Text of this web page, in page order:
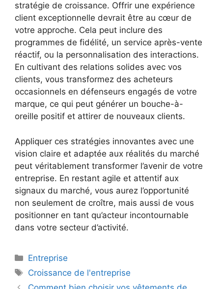
stratégie de croissance. Offrir une expérience
client exceptionnelle devrait être au cœur de
votre approche. Cela peut inclure des
programmes de fidélité, un service après-vente
réactif, ou la personnalisation des interactions.
En cultivant des relations solides avec vos
clients, vous transformez des acheteurs
occasionnels en défenseurs engagés de votre
marque, ce qui peut générer un bouche-à-
oreille positif et attirer de nouveaux clients.
Appliquer ces stratégies innovantes avec une
vision claire et adaptée aux réalités du marché
peut véritablement transformer l’avenir de votre
entreprise. En restant agile et attentif aux
signaux du marché, vous aurez l’opportunité
non seulement de croître, mais aussi de vous
positionner en tant qu’acteur incontournable
dans votre secteur d’activité.
Catégories
Entreprise
Étiquettes
Croissance de l'entreprise